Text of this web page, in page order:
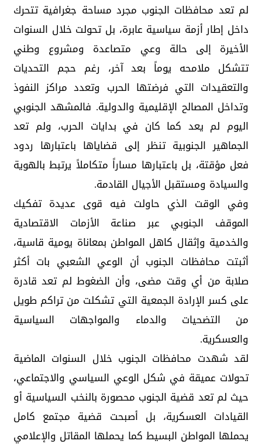
لم تعد محافظات الجنوب مجرد مساحة جغرافية تتحرك
داخل إطار أزمة سياسية عابرة، بل تحولت خلال السنوات
الأخيرة إلى حالة وعي متصاعدة ومشروع وطني
تتشكل ملامحه يوماً بعد آخر، رغم حجم التحديات
والتعقيدات التي فرضتها الحرب وتعدد مراكز النفوذ
وتداخل المصالح الإقليمية والدولية. فالمشهد الجنوبي
اليوم لم يعد كما كان في بدايات الحرب، ولم تعد
الجماهير الجنوبية تنظر إلى قضاياها باعتبارها ردود
فعل مؤقتة، بل باعتبارها مساراً متكاملاً يرتبط بالهوية
والسيادة ومستقبل الأجيال القادمة.
وفي الوقت الذي حاولت فيه قوى عديدة تفكيك
الموقف الجنوبي عبر صناعة الأزمات الاقتصادية
والخدمية وإثقال كاهل المواطن بمعاناة يومية قاسية،
أثبتت محافظات الجنوب أن الوعي الشعبي بات أكثر
صلابة من أي وقت مضى، وأن الضغوط لم تعد قادرة
على كسر الإرادة الجمعية التي تشكلت من تراكم طويل
من التضحيات والدماء والمواجهات السياسية
والعسكرية.
لقد شهدت محافظات الجنوب خلال السنوات الماضية
تحولات عميقة في شكل الوعي السياسي والاجتماعي،
حيث لم تعد قضية الجنوب محصورة بالنخب السياسية أو
القيادات العسكرية، بل أصبحت قضية مجتمع كامل
يحملها المواطن البسيط كما يحملها المقاتل والإعلامي